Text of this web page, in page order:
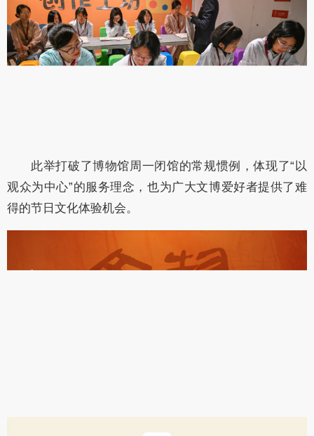
此举打破了博物馆周一闭馆的常规惯例，体现了“以
观众为中心”的服务理念，也为广大文博爱好者提供了难
得的节日文化体验机会。